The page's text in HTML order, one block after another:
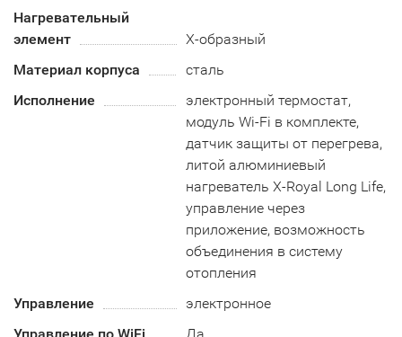
Нагревательный
элемент
Х-образный
Материал корпуса
сталь
Исполнение
электронный термостат,
модуль Wi-Fi в комплекте,
датчик защиты от перегрева,
литой алюминиевый
нагреватель X-Royal Long Life,
управление через
приложение, возможность
объединения в систему
отопления
Управление
электронное